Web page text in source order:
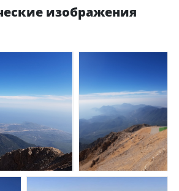
изображения